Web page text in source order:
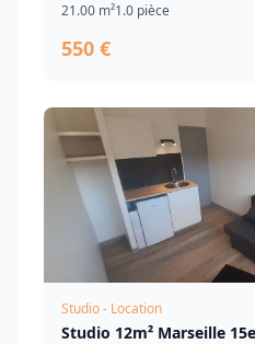
21.00 m²1.0 pièce
550 €
Studio - Location
Studio 12m² Marseille